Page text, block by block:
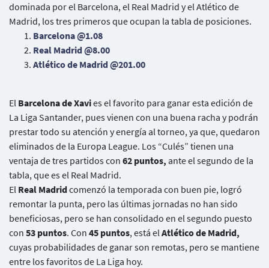
dominada por el Barcelona, el Real Madrid y el Atlético de
Madrid, los tres primeros que ocupan la tabla de posiciones.
Barcelona @1.08
Real Madrid @8.00
Atlético de Madrid @201.00
El Barcelona de Xavies el favorito para ganar esta edición de
La Liga Santander, pues vienen con una buena racha y podrán
prestar todo su atención y energía al torneo, ya que, quedaron
eliminados de la Europa League. Los “Culés” tienen una
ventaja de tres partidos con 62 puntos, ante el segundo de la
tabla, que es el Real Madrid.
El Real Madridcomenzó la temporada con buen pie, logró
remontar la punta, pero las últimas jornadas no han sido
beneficiosas, pero se han consolidado en el segundo puesto
con 53 puntos. Con 45 puntos, está elAtlético de Madrid,
cuyas probabilidades de ganar son remotas, pero se mantiene
entre los favoritos de La Liga hoy.